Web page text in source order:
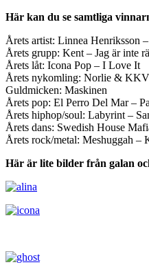
Här kan du se samtliga
Årets artist: Linnea Henriksson
Årets grupp: Kent – Jag är inte
Årets låt: Icona Pop – I Love It
Årets nykomling: Norlie &
Guldmicken: Maskinen
Årets pop: El Perro Del Mar –
Årets hiphop/soul: Labyrint –
Årets dans: Swedish House
Årets rock/metal: Meshuggah –
Här är lite bilder från galan